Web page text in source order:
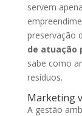
servem
preservação
de atuação
sabe como
resíduos.
Marketing
A gestão